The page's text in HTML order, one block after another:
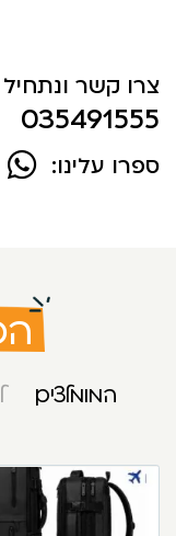
צרו קשר
035491555
ספרו עלינו:
המומלצים